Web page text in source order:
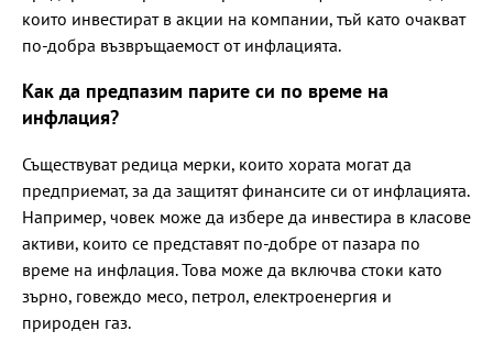
които инвестират в акции на компании, тъй като очакват
по-добра възвръщаемост от инфлацията.
Как да предпазим парите си по време на
инфлация?
Съществуват редица мерки, които хората могат да
предприемат, за да защитят финансите си от инфлацията.
Например, човек може да избере да инвестира в класове
активи, които се представят по-добре от пазара по
време на инфлация. Това може да включва стоки като
зърно, говеждо месо, петрол, електроенергия и
природен газ.